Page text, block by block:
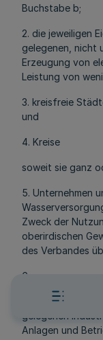
Buchstabe b;
2. die jeweiligen
gelegenen, nicht
Erzeugung von
Leistung von
3. kreisfreie
und
4. Kreise
soweit sie ganz
5. Unternehmen
Zweck der
oberirdischen
des Verbandes
6.
a) die jeweiligen
gelegenen
Anlagen und